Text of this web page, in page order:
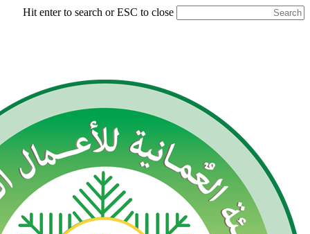
Hit enter to search or ESC to close